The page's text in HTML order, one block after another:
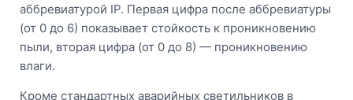
аббревиатурой IP. Первая цифра после аббревиатуры
(от 0 до 6) показывает стойкость к проникновению
пыли, вторая цифра (от 0 до 8) — проникновению
влаги.
Кроме стандартных аварийных светильников в